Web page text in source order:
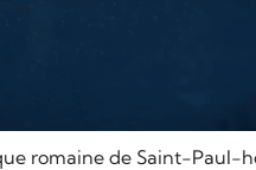
Elyon
romaine de Saint-Paul-